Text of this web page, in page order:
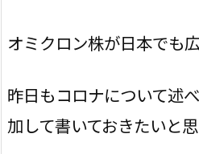
オミクロン株が日本でも
昨日もコロナについて述
加して書いておきたいと